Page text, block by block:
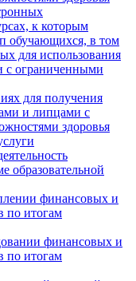
к которым
обучающихся, в том
для использования
с ограниченными
для получения
и липцами с
здоровья
образовательной
финансовых и
по итогам
финансовых и
по итогам